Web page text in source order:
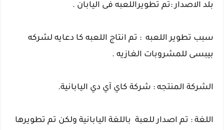
بلد الاصدار :تم تطويراللعبه فى اليابان .
سبب تطوير اللعبه : تم انتاج اللعبه كا دعايه لشركه
بيبسى للمشروبات الغازيه .
الشركة المنتجه : شركة كاي آي دي اليابانية.
اللغة : تم اصدار للعبة باللغة اليابانية ولكن تم تطويرها